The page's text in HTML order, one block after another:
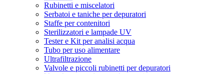
Rubinetti e miscelatori
Serbatoi e taniche per depuratori
Staffe per contenitori
Sterilizzatori e lampade UV
Tester e Kit per analisi acqua
Tubo per uso alimentare
Ultrafiltrazione
Valvole e piccoli rubinetti per depuratori